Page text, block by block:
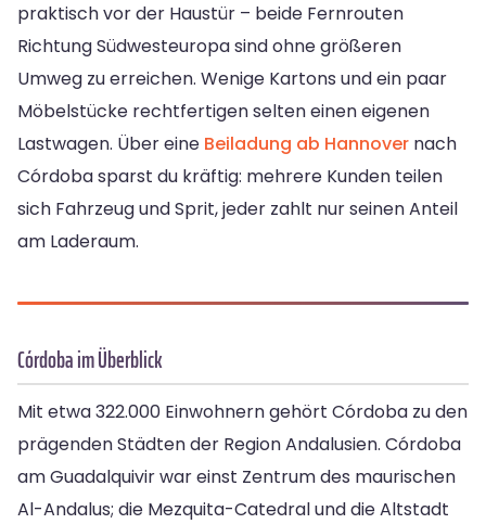
praktisch vor der Haustür – beide Fernrouten
Richtung Südwesteuropa sind ohne größeren
Umweg zu erreichen. Wenige Kartons und ein paar
Möbelstücke rechtfertigen selten einen eigenen
Lastwagen. Über eine Beiladung ab Hannover nach
Córdoba sparst du kräftig: mehrere Kunden teilen
sich Fahrzeug und Sprit, jeder zahlt nur seinen Anteil
am Laderaum.
Córdoba im Überblick
Mit etwa 322.000 Einwohnern gehört Córdoba zu den
prägenden Städten der Region Andalusien. Córdoba
am Guadalquivir war einst Zentrum des maurischen
Al-Andalus; die Mezquita-Catedral und die Altstadt